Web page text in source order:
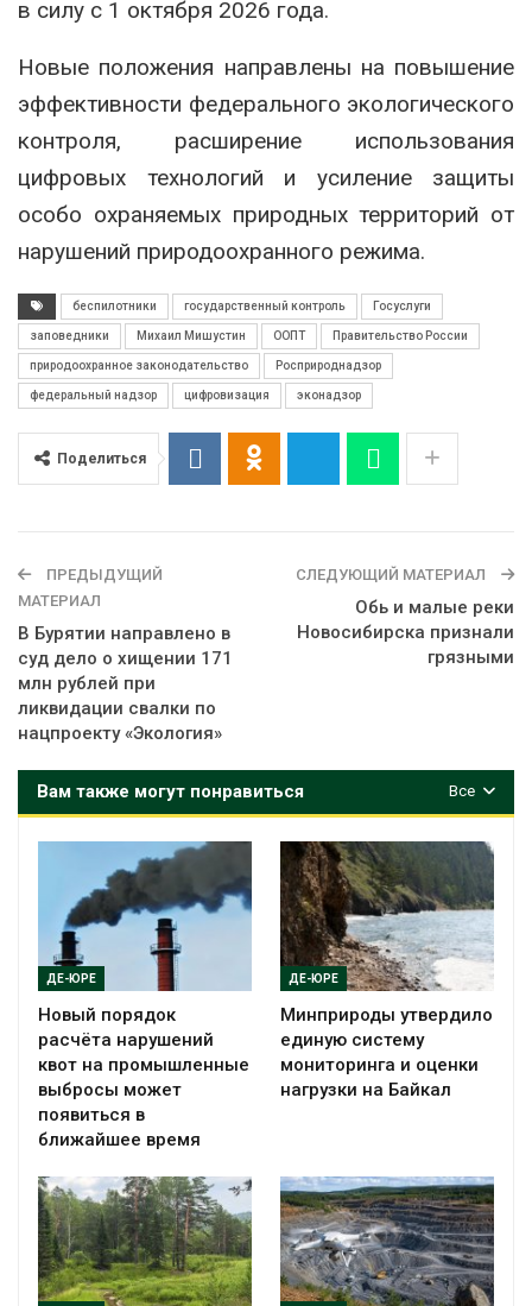
в силу с 1 октября 2026 года.
Новые положения направлены на повышение
эффективности федерального экологического
контроля, расширение использования
цифровых технологий и усиление защиты
особо охраняемых природных территорий от
нарушений природоохранного режима.
беспилотники государственный контроль Госуслуги
заповедники Михаил Мишустин ООПТ Правительство России
природоохранное законодательство Росприроднадзор
федеральный надзор цифровизация эконадзор
Поделиться
ПРЕДЫДУЩИЙ
МАТЕРИАЛ
В Бурятии направлено в
суд дело о хищении 171
млн рублей при
ликвидации свалки по
нацпроекту «Экология»
СЛЕДУЮЩИЙ МАТЕРИАЛ
Обь и малые реки
Новосибирска признали
грязными
Все
Вам также могут понравиться
ДЕ-ЮРЕ
Новый порядок
расчёта нарушений
квот на промышленные
выбросы может
появиться в
ближайшее время
ДЕ-ЮРЕ
Минприроды утвердило
единую систему
мониторинга и оценки
нагрузки на Байкал